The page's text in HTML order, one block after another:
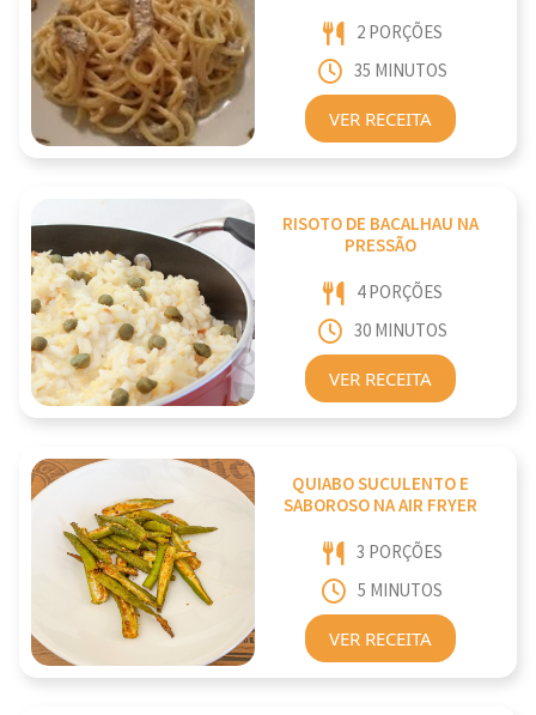
2 PORÇÕES
35 MINUTOS
VER RECEITA
RISOTO DE BACALHAU NA
PRESSÃO
4 PORÇÕES
30 MINUTOS
VER RECEITA
QUIABO SUCULENTO E
SABOROSO NA AIR FRYER
3 PORÇÕES
5 MINUTOS
VER RECEITA